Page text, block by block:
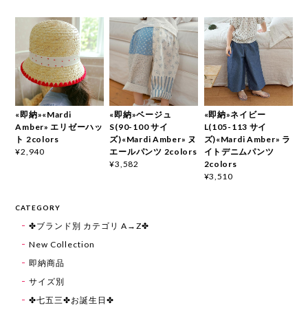
«即納»«Mardi
Amber» エリゼーハッ
ト 2colors
¥2,940
«即納»ベージュ
S(90-100 サイ
ズ)«Mardi Amber» ヌ
エールパンツ 2colors
¥3,582
«即納»ネイビー
L(105-113 サイ
ズ)«Mardi Amber» ラ
イトデニムパンツ
2colors
¥3,510
CATEGORY
✤ブランド別 カテゴリ A→Z✤
New Collection
即納商品
サイズ別
✤七五三✤お誕生日✤